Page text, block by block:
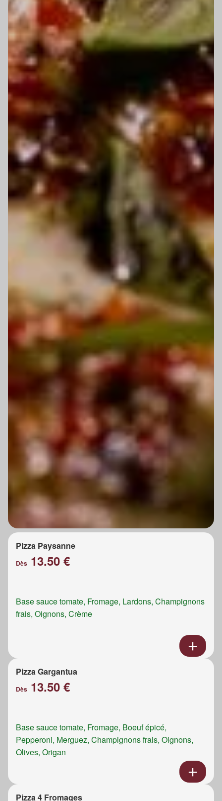
Pizza Paysanne
Dès 13.50 €
Base sauce tomate, Fromage, Lardons, Champignons
frais, Oignons, Crème
Pizza Gargantua
Dès 13.50 €
Base sauce tomate, Fromage, Boeuf épicé,
Pepperoni, Merguez, Champignons frais, Oignons,
Olives, Origan
Pizza 4 Fromages